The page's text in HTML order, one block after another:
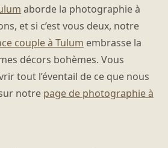
aborde la photographie à
et si c’est vous deux, notre
couple à Tulum embrasse la
décors bohèmes. Vous
tout l’éventail de ce que nous
notre page de photographie à